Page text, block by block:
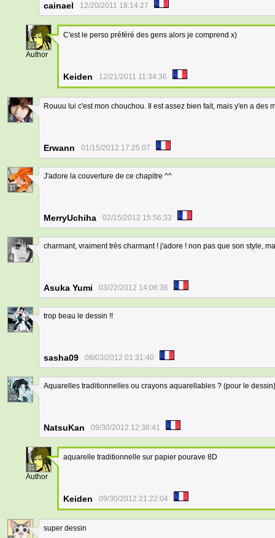
cainael 12/20/2011 18:14:27
31
Author
C'est le perso préféré des gens alors je comprend x)
Keiden 12/21/2011 11:34:36
4
Rouuu lui c'est mon chouchou. Il est assez bien fait, mais y'en a des
Erwann 01/15/2012 17:25:07
11
J'adore la couverture de ce chapitre ^^
MerryUchiha 02/15/2012 15:56:33
4
charmant, vraiment très charmant ! j'adore ! non pas que son style,
Asuka Yumi 03/22/2012 14:06:36
5
trop beau le dessin !!
sasha09 08/03/2012 01:31:40
20
Aquarelles traditionnelles ou crayons aquarellables ? (pour le
NatsuKan 09/30/2012 12:36:41
31
Author
aquarelle traditionnelle sur papier pourave 8D
Keiden 09/30/2012 21:22:04
super dessin